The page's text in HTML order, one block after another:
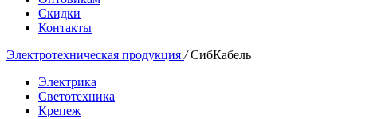
Скидки
Контакты
Электротехническая продукция / СибКабель
Электрика
Светотехника
Крепеж